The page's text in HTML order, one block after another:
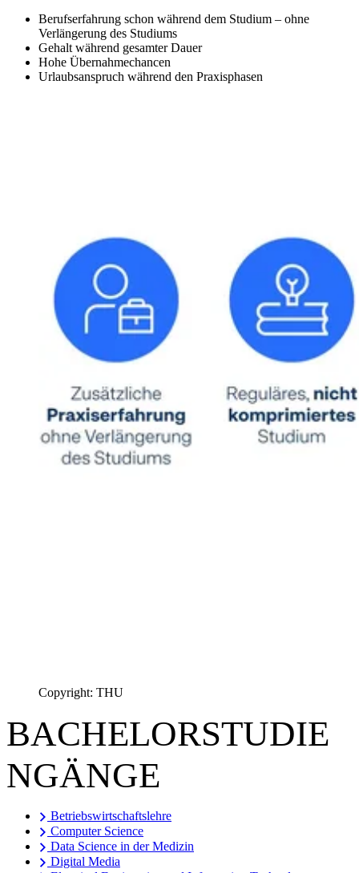
Berufserfahrung schon während dem Studium – ohne
Verlängerung des Studiums
Gehalt während gesamter Dauer
Hohe Übernahmechancen
Urlaubsanspruch während den Praxisphasen
Copyright: THU
BACHELORSTUDIE
NGÄNGE
Betriebswirtschaftslehre
Computer Science
Data Science in der Medizin
Digital Media